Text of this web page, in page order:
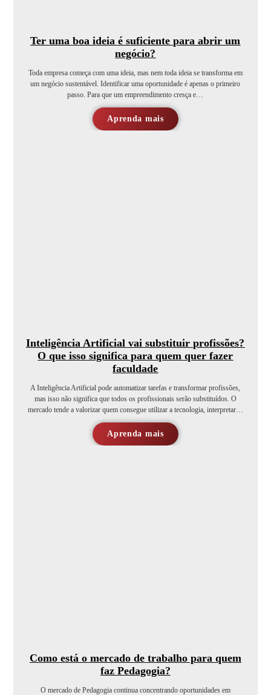
Ter uma boa ideia é suficiente para abrir um
negócio?
Toda empresa começa com uma ideia, mas nem toda ideia se transforma em
um negócio sustentável. Identificar uma oportunidade é apenas o primeiro
passo. Para que um empreendimento cresça e…
Aprenda mais
Inteligência Artificial vai substituir profissões?
O que isso significa para quem quer fazer
faculdade
A Inteligência Artificial pode automatizar tarefas e transformar profissões,
mas isso não significa que todos os profissionais serão substituídos. O
mercado tende a valorizar quem consegue utilizar a tecnologia, interpretar…
Aprenda mais
Como está o mercado de trabalho para quem
faz Pedagogia?
O mercado de Pedagogia continua concentrando oportunidades em